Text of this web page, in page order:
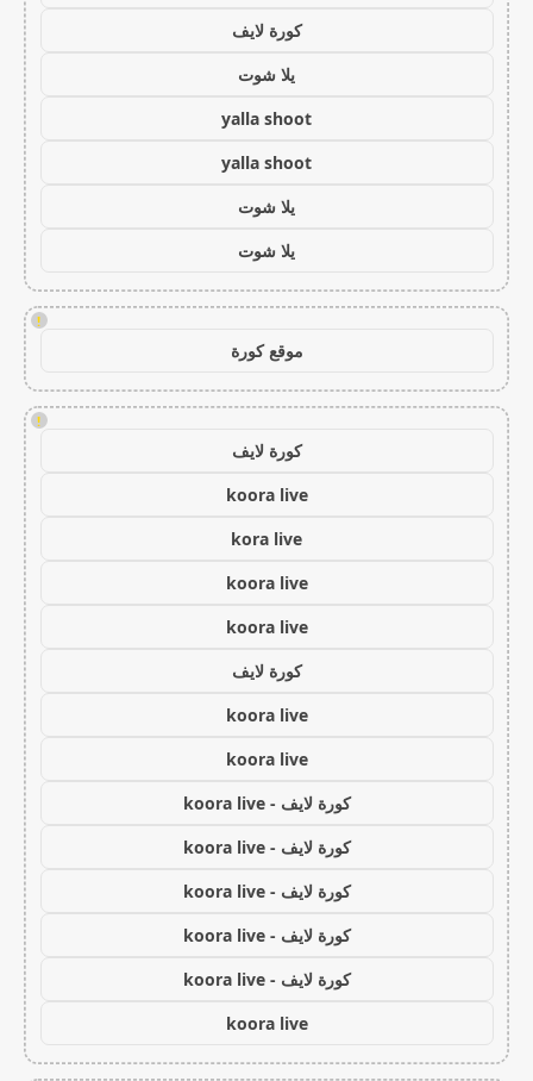
كورة لايف
يلا شوت
yalla shoot
yalla shoot
يلا شوت
يلا شوت
!
موقع كورة
!
كورة لايف
koora live
kora live
koora live
koora live
كورة لايف
koora live
koora live
كورة لايف - koora live
كورة لايف - koora live
كورة لايف - koora live
كورة لايف - koora live
كورة لايف - koora live
koora live